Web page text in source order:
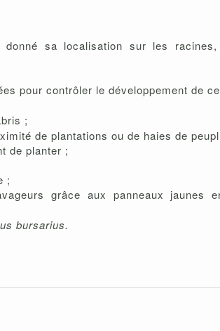
sa localisation sur les
pour contrôler le développement de
;
de plantations ou de haies de
de planter ;
;
grâce aux panneaux jaunes
bursarius.